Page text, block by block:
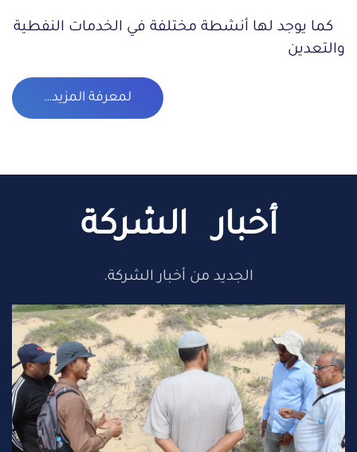
كما يوجد لها أنشطة مختلفة في الخدمات النفطية
والتعدين
لمعرفة المزيد…
أخبار الشركة
الجديد من أخبار الشركة.